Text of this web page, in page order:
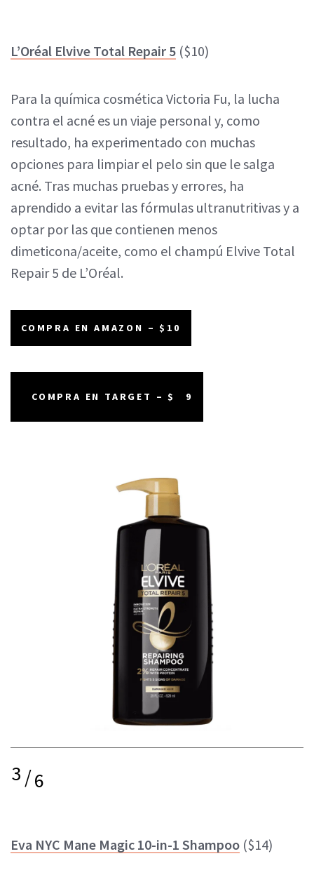
L’Oréal Elvive Total Repair 5 ($10)
Para la química cosmética Victoria Fu, la lucha
contra el acné es un viaje personal y, como
resultado, ha experimentado con muchas
opciones para limpiar el pelo sin que le salga
acné. Tras muchas pruebas y errores, ha
aprendido a evitar las fórmulas ultranutritivas y a
optar por las que contienen menos
dimeticona/aceite, como el champú Elvive Total
Repair 5 de L’Oréal.
COMPRA EN AMAZON – $10
COMPRA EN TARGET – $ 9
3/6
Eva NYC Mane Magic 10-in-1 Shampoo ($14)